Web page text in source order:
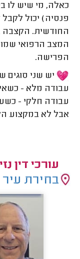
כאלה, מי שיש לו
פנסיה) יכול
החודשית. הקצבה
המצב הרפואי
הפרישה.
יש שני סוגים
עבודה מלא -
עבודה חלקי -
אבל לא במקצוע
עורכי דין
בחירת עיר